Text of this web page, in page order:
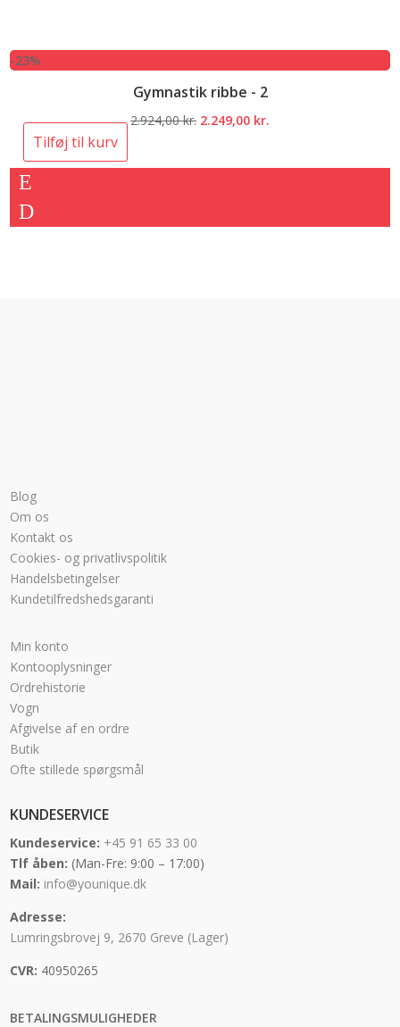
-23%
Gymnastik ribbe - 2
2.924,00kr. Den
2.249,00 kr.
Tilføj til kurv
Blog
Om os
Kontakt os
Cookies- og privatlivspolitik
Handelsbetingelser
Kundetilfredshedsgaranti
Min konto
Kontooplysninger
Ordrehistorie
Vogn
Afgivelse af en ordre
Butik
Ofte stillede spørgsmål
KUNDESERVICE
Kundeservice: +45 91 65 33 00
Tlf åben: (Man-Fre: 9:00 – 17:00)
Mail: info@younique.dk
Adresse:
Lumringsbrovej 9, 2670 Greve (Lager)
CVR: 40950265
BETALINGSMULIGHEDER